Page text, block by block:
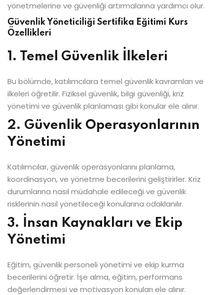
yönetmelerine ve güvenliği artırmalarına yardımcı olur.
Güvenlik Yöneticiliği Sertifika Eğitimi Kurs
Özellikleri
1. Temel Güvenlik İlkeleri
Bu bölümde, katılımcılara temel güvenlik kavramları ve
ilkeleri öğretilir. Fiziksel güvenlik, bilgi güvenliği, kriz
yönetimi ve güvenlik planlaması gibi konular ele alınır.
2. Güvenlik Operasyonlarının
Yönetimi
Katılımcılar, güvenlik operasyonlarını planlama,
koordinasyon, ve yönetme becerilerini geliştirirler. Kriz
durumlarına nasıl müdahale edileceği ve güvenlik
risklerinin nasıl yönetileceği konularına odaklanılır.
3. İnsan Kaynakları ve Ekip
Yönetimi
Eğitim, güvenlik personeli yönetimi ve ekip kurma
becerilerini öğretir. İşe alma, eğitim, performans
değerlendirmesi ve motivasyon konuları ele alınır.